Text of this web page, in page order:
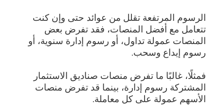
الرسوم المرتفعة تقلل من عوائد حتى وإن كنت
تتعامل مع أفضل المنصات، فقد تفرض بعض
المنصات عمولة تداول، أو رسوم إدارة سنوية، أو
رسوم إيداع وسحب.
فمثلًا، غالبًا ما تفرض منصات صناديق الاستثمار
المشتركة رسوم إدارة، بينما قد تفرض منصات
الأسهم عمولة على كل معاملة.